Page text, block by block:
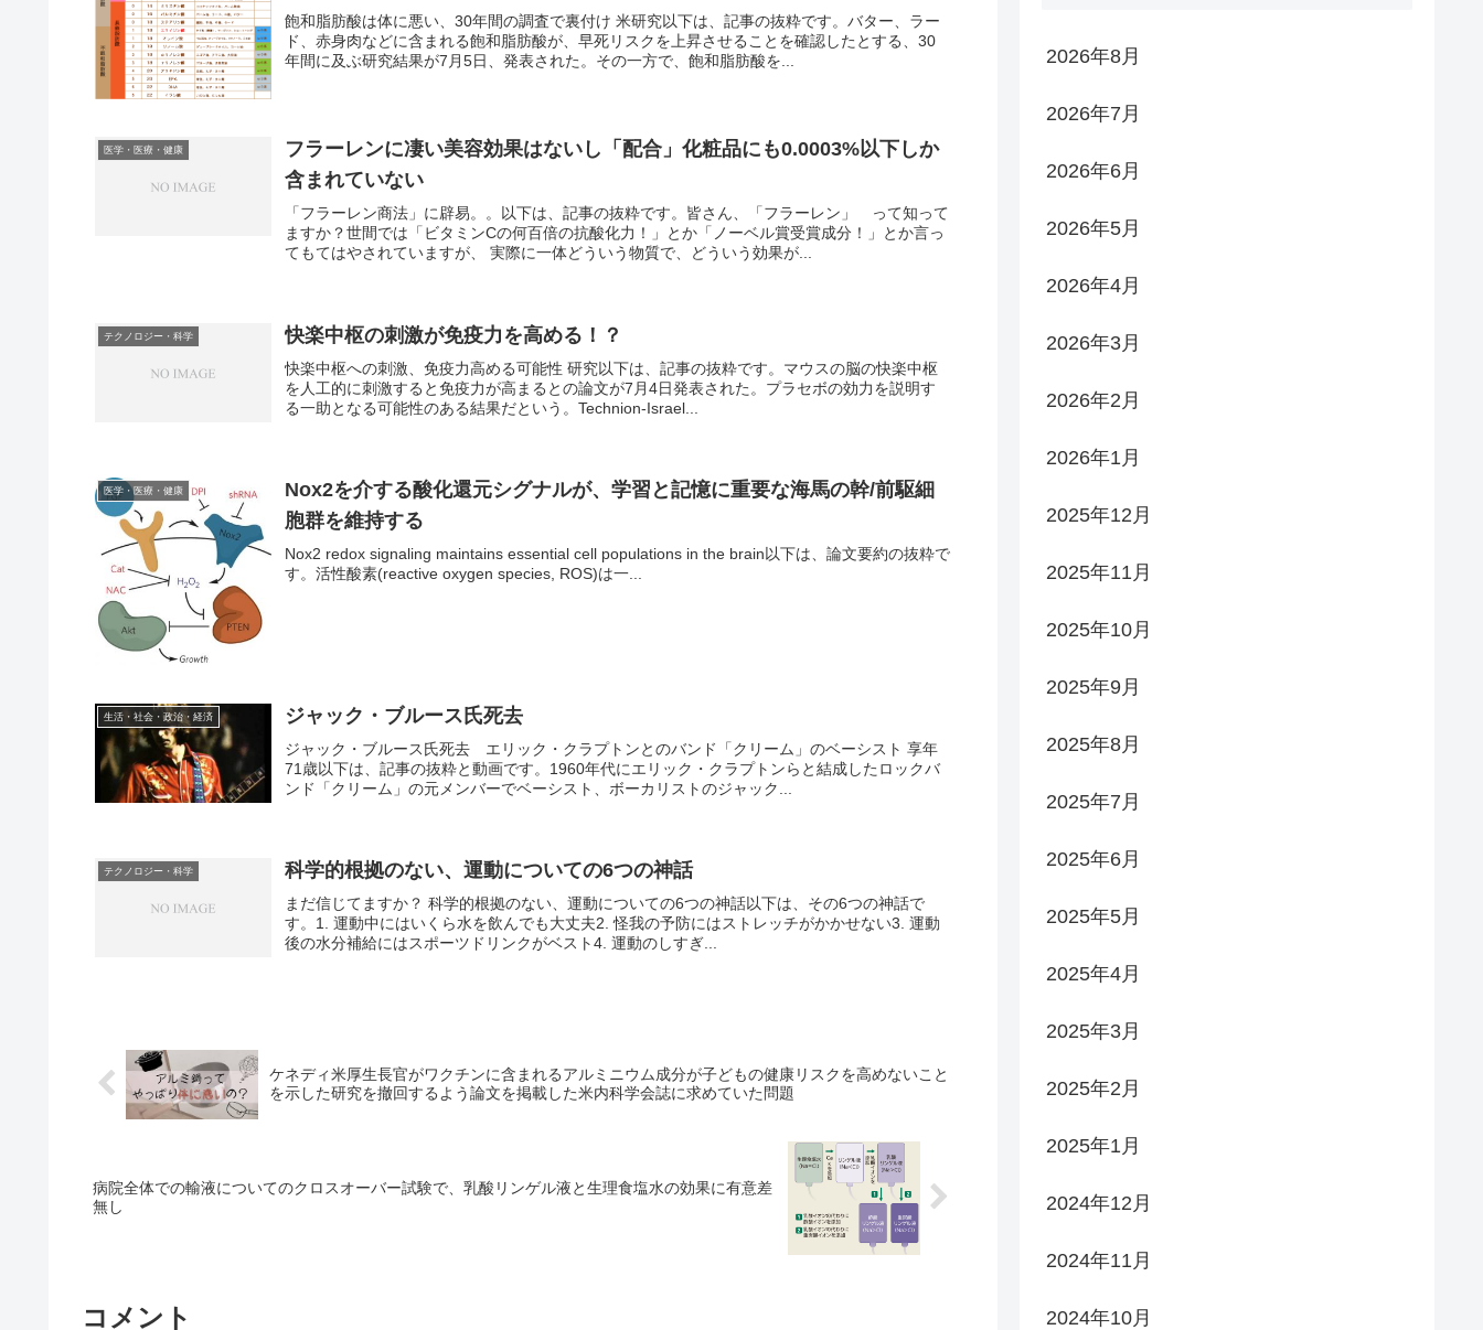
飽和脂肪酸は体に悪い、30年間の調査で裏付け 米研究以下は、記事の抜粋です。バター、ラー
ド、赤身肉などに含まれる飽和脂肪酸が、早死リスクを上昇させることを確認したとする、30
年間に及ぶ研究結果が7月5日、発表された。その一方で、飽和脂肪酸を...
医学・医療・健康
フラーレンに凄い美容効果はないし「配合」化粧品にも0.0003%以下しか
含まれていない
「フラーレン商法」に辟易。。以下は、記事の抜粋です。皆さん、「フラーレン」 って知って
ますか？世間では「ビタミンCの何百倍の抗酸化力！」とか「ノーベル賞受賞成分！」とか言っ
てもてはやされていますが、 実際に一体どういう物質で、どういう効果が...
テクノロジー・科学 快楽中枢の刺激が免疫力を高める！？
快楽中枢への刺激、免疫力高める可能性 研究以下は、記事の抜粋です。マウスの脳の快楽中枢
を人工的に刺激すると免疫力が高まるとの論文が7月4日発表された。プラセボの効力を説明す
る一助となる可能性のある結果だという。Technion-Israel...
医学・医療・健康
Nox2を介する酸化還元シグナルが、学習と記憶に重要な海馬の幹/前駆細
胞群を維持する
Nox2 redox signaling maintains essential cell populations in the brain以下は、論文要約の抜粋で
す。活性酸素(reactive oxygen species, ROS)は一...
生活・社会・政治・経済 ジャック・ブルース氏死去
ジャック・ブルース氏死去 エリック・クラプトンとのバンド「クリーム」のベーシスト 享年
71歳以下は、記事の抜粋と動画です。1960年代にエリック・クラプトンらと結成したロックバ
ンド「クリーム」の元メンバーでベーシスト、ボーカリストのジャック...
テクノロジー・科学 科学的根拠のない、運動についての6つの神話
まだ信じてますか？ 科学的根拠のない、運動についての6つの神話以下は、その6つの神話で
す。1. 運動中にはいくら水を飲んでも大丈夫2. 怪我の予防にはストレッチがかかせない3. 運動
後の水分補給にはスポーツドリンクがベスト4. 運動のしすぎ...
ケネディ米厚生長官がワクチンに含まれるアルミニウム成分が子どもの健康リスクを高めないこと
を示した研究を撤回するよう論文を掲載した米内科学会誌に求めていた問題
病院全体での輸液についてのクロスオーバー試験で、乳酸リンゲル液と生理食塩水の効果に有意差
無し
コメント
2026年8月
2026年7月
2026年6月
2026年5月
2026年4月
2026年3月
2026年2月
2026年1月
2025年12月
2025年11月
2025年10月
2025年9月
2025年8月
2025年7月
2025年6月
2025年5月
2025年4月
2025年3月
2025年2月
2025年1月
2024年12月
2024年11月
2024年10月